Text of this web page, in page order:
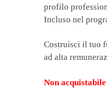
profilo
Incluso nel
Costruisci il tuo
ad alta
Non